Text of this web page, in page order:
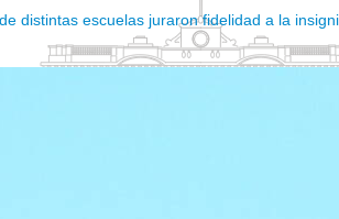
distintas escuelas juraron fidelidad a la